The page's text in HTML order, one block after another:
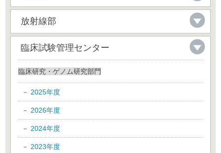
放射線部
臨床試験管理センター
臨床研究・ゲノム研究部門
2025年度
2026年度
2024年度
2023年度